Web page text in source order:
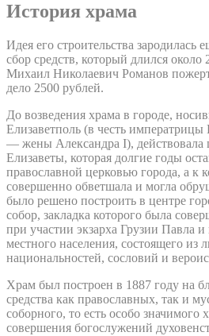
История храма
Идея его строительства зародилась
сбор средств, который длился
Михаил Николаевич Романов
дело 2500 рублей.
До возведения храма в городе,
Елизаветполь (в честь
— жены Александра I), действовала
Елизаветы, которая долгие годы
православной церковью города, а к
совершенно обветшала и могла
было решено построить в центре
собор, закладка которого была
при участии экзарха Грузии Павла
местного населения, состоящего из
национальностей, сословий и
Храм был построен в 1887 году на
средства как православных, так и
соборного, то есть особо значимого
совершения богослужений